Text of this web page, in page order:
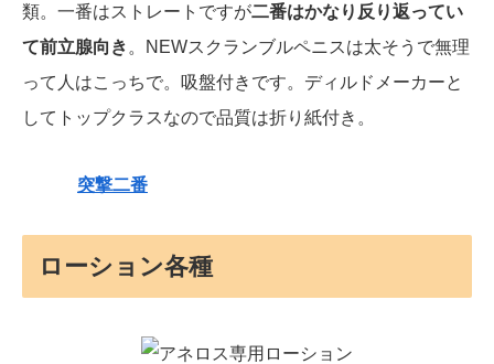
類。一番はストレートですが二番はかなり反り返ってい
て前立腺向き 。NEWスクランブルペニスは太そうで無理
って人はこっちで。吸盤付きです。ディルドメーカーと
してトップクラスなので品質は折り紙付き。
突撃二番
ローション各種